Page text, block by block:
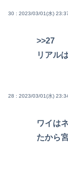
30 : 2023/03/01(水)
>>27
リアル
28 : 2023/03/01(水)
ワイは
たから